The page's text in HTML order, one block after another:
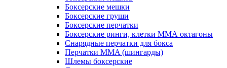
Боксерские мешки
Боксерские груши
Боксерские перчатки
Боксерские ринги, клетки ММА октагоны
Снарядные перчатки для бокса
Перчатки MMA (шингарды)
Шлемы боксерские